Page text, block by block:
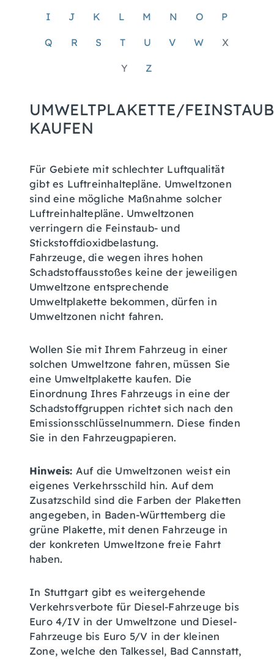
I J K L M N O P
Q R S T U V W X
Y Z
UMWELTPLAKETTE/
KAUFEN
Für Gebiete mit schlechter Luftqualität
gibt es Luftreinhaltepläne. Umweltzonen
sind eine mögliche Maßnahme solcher
Luftreinhaltepläne. Umweltzonen
verringern die Feinstaub- und
Stickstoffdioxidbelastung.
Fahrzeuge, die wegen ihres hohen
Schadstoffausstoßes keine der jeweiligen
Umweltzone entsprechende
Umweltplakette bekommen, dürfen in
Umweltzonen nicht fahren.
Wollen Sie mit Ihrem Fahrzeug in einer
solchen Umweltzone fahren, müssen Sie
eine Umweltplakette kaufen. Die
Einordnung Ihres Fahrzeugs in eine der
Schadstoffgruppen richtet sich nach den
Emissionsschlüsselnummern. Diese finden
Sie in den Fahrzeugpapieren.
Hinweis: Auf die Umweltzonen weist ein
eigenes Verkehrsschild hin. Auf dem
Zusatzschild sind die Farben der Plaketten
angegeben, in Baden-Württemberg die
grüne Plakette, mit denen Fahrzeuge in
der konkreten Umweltzone freie Fahrt
haben.
In Stuttgart gibt es weitergehende
Verkehrsverbote für Diesel-Fahrzeuge bis
Euro 4/IV in der Umweltzone und Diesel-
Fahrzeuge bis Euro 5/V in der kleinen
Zone, welche den Talkessel, Bad Cannstatt,